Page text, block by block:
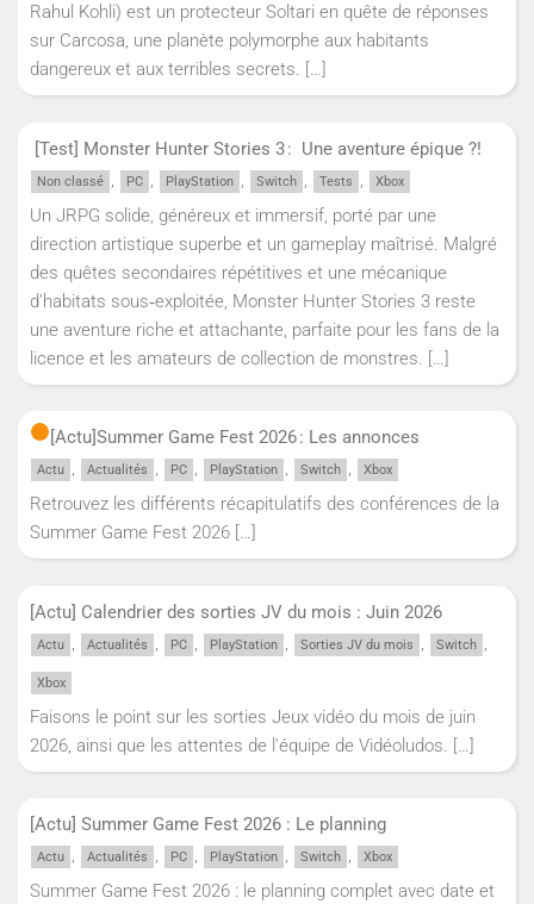
Rahul Kohli) est un protecteur Soltari en quête de réponses
sur Carcosa, une planète polymorphe aux habitants
dangereux et aux terribles secrets. […]
[Test] Monster Hunter Stories 3 : Une aventure épique ?!
Non classé , PC , PlayStation , Switch , Tests , Xbox
Un JRPG solide, généreux et immersif, porté par une
direction artistique superbe et un gameplay maîtrisé. Malgré
des quêtes secondaires répétitives et une mécanique
d’habitats sous‑exploitée, Monster Hunter Stories 3 reste
une aventure riche et attachante, parfaite pour les fans de la
licence et les amateurs de collection de monstres. […]
[Actu]Summer Game Fest 2026 : Les annonces
Actu , Actualités , PC , PlayStation , Switch , Xbox
Retrouvez les différents récapitulatifs des conférences de la
Summer Game Fest 2026 […]
[Actu] Calendrier des sorties JV du mois : Juin 2026
Actu , Actualités , PC , PlayStation , Sorties JV du mois , Switch ,
Xbox
Faisons le point sur les sorties Jeux vidéo du mois de juin
2026, ainsi que les attentes de l'équipe de Vidéoludos. […]
[Actu] Summer Game Fest 2026 : Le planning
Actu , Actualités , PC , PlayStation , Switch , Xbox
Summer Game Fest 2026 : le planning complet avec date et